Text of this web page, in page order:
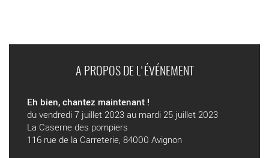
A PROPOS DE L'ÉVÉNEMENT
Eh bien, chantez maintenant !
du vendredi 7 juillet 2023 au mardi 25 juillet 2023
La Caserne des pompiers
116 rue de la Carreterie, 84000 Avignon